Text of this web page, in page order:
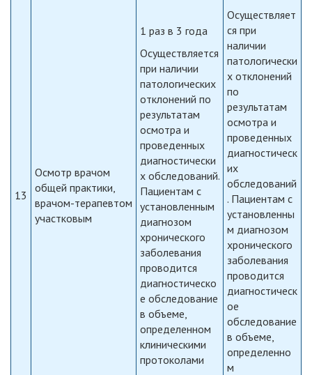
13
Осмотр врачом
общей практики,
врачом-терапевтом
участковым
1 раз в 3 года
Осуществляется
при наличии
патологических
отклонений по
результатам
осмотра и
проведенных
диагностически
х обследований.
Пациентам с
установленным
диагнозом
хронического
заболевания
проводится
диагностическо
е обследование
в объеме,
определенном
клиническими
протоколами
Осуществляет
ся при
наличии
патологически
х отклонений
по
результатам
осмотра и
проведенных
диагностическ
их
обследований
. Пациентам с
установленны
м диагнозом
хронического
заболевания
проводится
диагностическ
ое
обследование
в объеме,
определенно
м